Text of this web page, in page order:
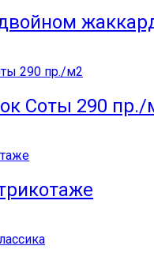
Соты 290 пр./